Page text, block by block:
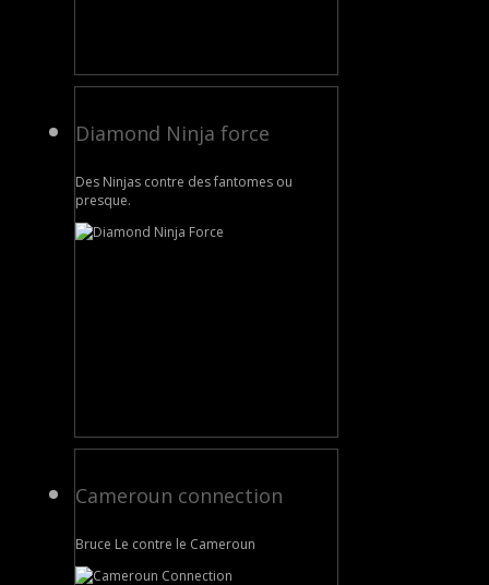
Diamond Ninja force
Des Ninjas contre des fantomes ou
presque.
Cameroun connection
Bruce Le contre le Cameroun